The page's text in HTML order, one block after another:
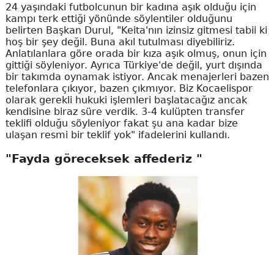
24 yaşındaki futbolcunun bir kadına aşık olduğu için
kampı terk ettiği yönünde söylentiler olduğunu
belirten Başkan Durul, "Keita'nın izinsiz gitmesi tabii ki
hoş bir şey değil. Buna akıl tutulması diyebiliriz.
Anlatılanlara göre orada bir kıza aşık olmuş, onun için
gittiği söyleniyor. Ayrıca Türkiye'de değil, yurt dışında
bir takımda oynamak istiyor. Ancak menajerleri bazen
telefonlara çıkıyor, bazen çıkmıyor. Biz Kocaelispor
olarak gerekli hukuki işlemleri başlatacağız ancak
kendisine biraz süre verdik. 3-4 kulüpten transfer
teklifi olduğu söyleniyor fakat şu ana kadar bize
ulaşan resmi bir teklif yok" ifadelerini kullandı.
"Fayda göreceksek affederiz "